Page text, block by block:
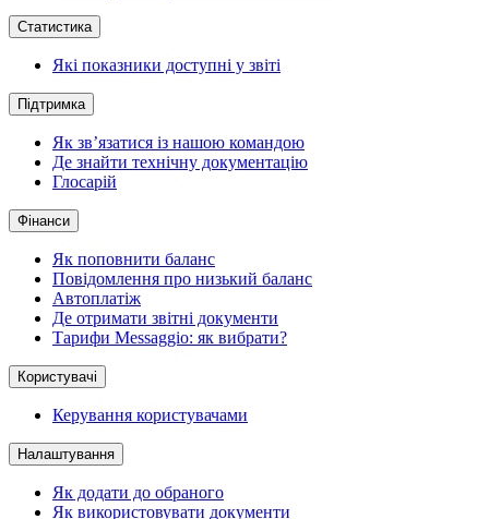
Статистика
Які показники доступні у звіті
Підтримка
Як зв’язатися із нашою командою
Де знайти технічну документацію
Глосарій
Фінанси
Як поповнити баланс
Повідомлення про низький баланс
Автоплатіж
Де отримати звітні документи
Тарифи Messaggio: як вибрати?
Користувачі
Керування користувачами
Налаштування
Як додати до обраного
Як використовувати документи